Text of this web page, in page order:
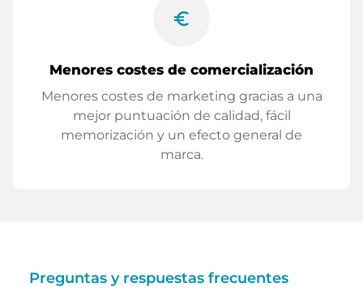
euro_symbol
Menores costes de comercialización
Menores costes de marketing gracias a una
mejor puntuación de calidad, fácil
memorización y un efecto general de
marca.
Preguntas y respuestas frecuentes